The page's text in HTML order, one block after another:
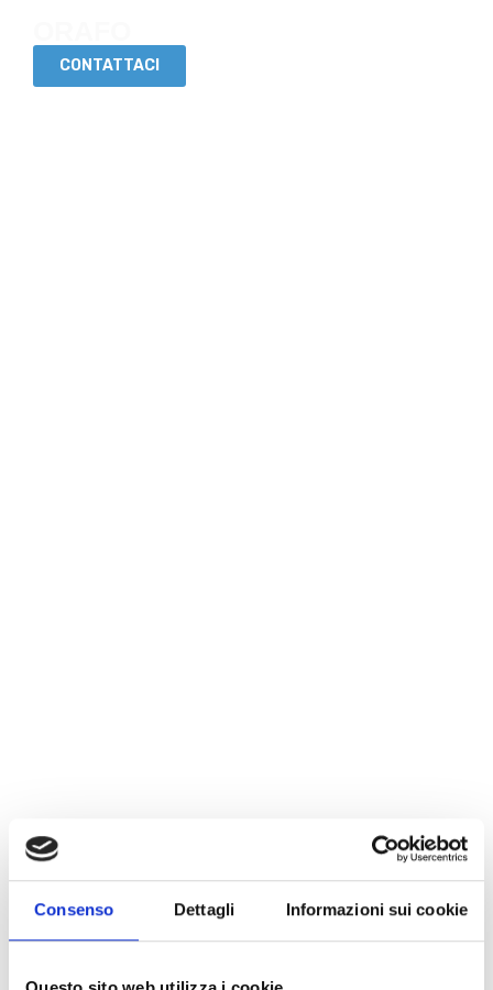
Consenso Dettagli Informazioni sui cookie
CONTATTACI